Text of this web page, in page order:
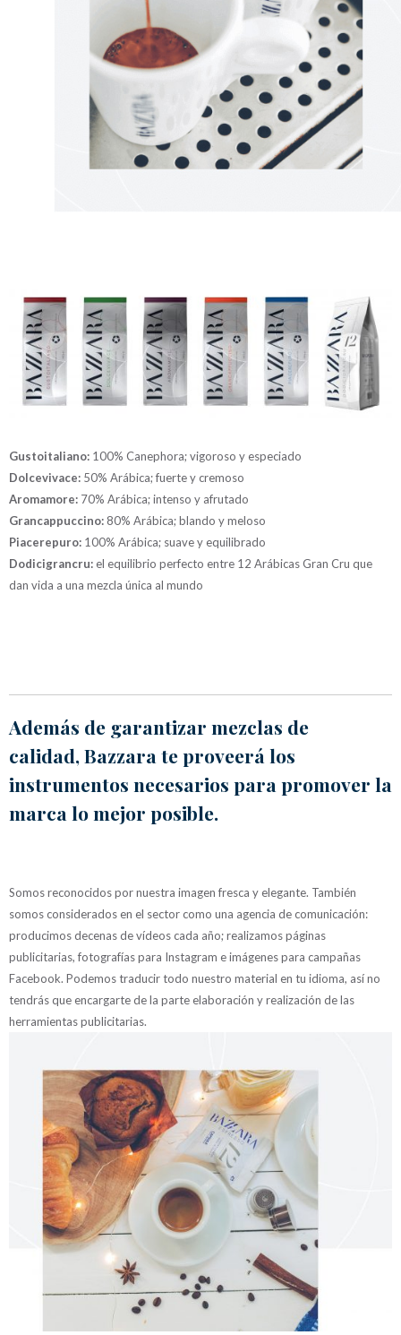
Gustoitaliano: 100% Canephora; vigoroso y especiado
Dolcevivace: 50% Arábica; fuerte y cremoso
Aromamore: 70% Arábica; intenso y afrutado
Grancappuccino: 80% Arábica; blando y meloso
Piacerepuro: 100% Arábica; suave y equilibrado
Dodicigrancru: el equilibrio perfecto entre 12 Arábicas Gran Cru que
dan vida a una mezcla única al mundo
Además de garantizar mezclas de
calidad, Bazzara te proveerá los
instrumentos necesarios para promover la
marca lo mejor posible.
Somos reconocidos por nuestra imagen fresca y elegante. También
somos considerados en el sector como una agencia de comunicación:
producimos decenas de vídeos cada año; realizamos páginas
publicitarias, fotografías para Instagram e imágenes para campañas
Facebook. Podemos traducir todo nuestro material en tu idioma, así no
tendrás que encargarte de la parte elaboración y realización de las
herramientas publicitarias.